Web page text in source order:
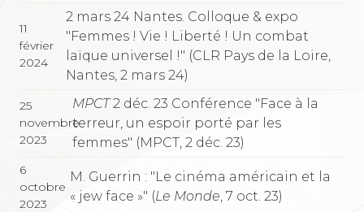
11
février
2024
2 mars 24 Nantes. Colloque & expo
"Femmes ! Vie ! Liberté ! Un combat
laïque universel !" (CLR Pays de la Loire,
Nantes, 2 mars 24)
25
novembre
2023
MPCT2 déc. 23 Conférence "Face à la
terreur, un espoir porté par les
femmes" (MPCT, 2 déc. 23)
6
octobre
2023
M. Guerrin : "Le cinéma américain et la
« jew face »" (Le Monde, 7 oct. 23)